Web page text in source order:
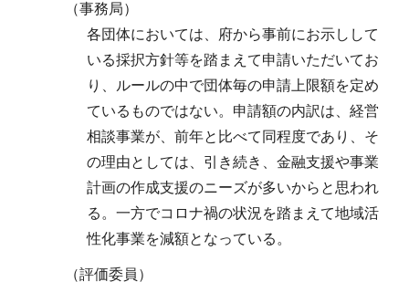
（事務局）
各団体においては、府から事前にお示しして
いる採択方針等を踏まえて申請いただいてお
り、ルールの中で団体毎の申請上限額を定め
ているものではない。申請額の内訳は、経営
相談事業が、前年と比べて同程度であり、そ
の理由としては、引き続き、金融支援や事業
計画の作成支援のニーズが多いからと思われ
る。一方でコロナ禍の状況を踏まえて地域活
性化事業を減額となっている。
（評価委員）